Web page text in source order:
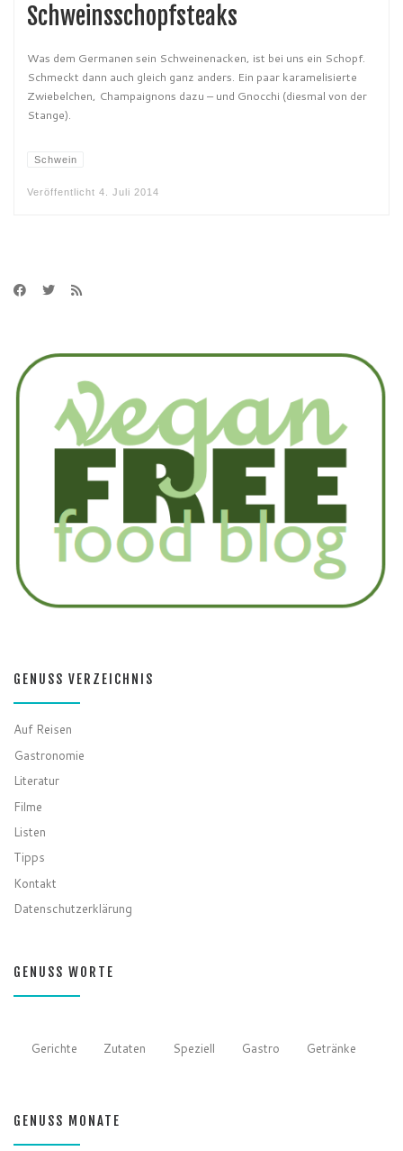
Schweinsschopfsteaks
Was dem Germanen sein Schweinenacken, ist bei uns ein Schopf.
Schmeckt dann auch gleich ganz anders. Ein paar karamelisierte
Zwiebelchen, Champaignons dazu – und Gnocchi (diesmal von der
Stange).
Schwein
Veröffentlicht 4. Juli 2014
GENUSS VERZEICHNIS
Auf Reisen
Gastronomie
Literatur
Filme
Listen
Tipps
Kontakt
Datenschutzerklärung
GENUSS WORTE
Gerichte Zutaten Speziell Gastro Getränke
GENUSS MONATE